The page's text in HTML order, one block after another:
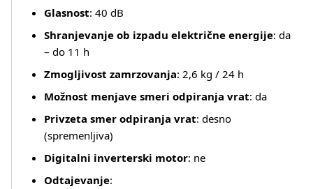
Glasnost: 40 dB
Shranjevanje ob izpadu električne energije: da
– do 11 h
Zmogljivost zamrzovanja: 2,6 kg / 24 h
Možnost menjave smeri odpiranja vrat: da
Privzeta smer odpiranja vrat: desno
(spremenljiva)
Digitalni inverterski motor: ne
Odtajevanje: